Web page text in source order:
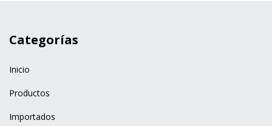
Categorías
Inicio
Productos
Importados